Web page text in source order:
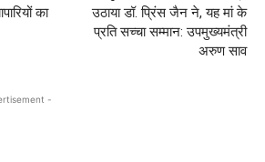
का
उठाया डॉ. प्रिंस जैन ने, यह मां के
प्रति सच्चा सम्मान: उपमुख्यमंत्री
अरुण साव
-